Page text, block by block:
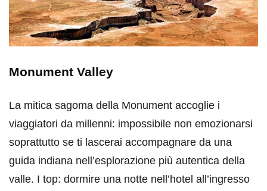
Monument Valley
La mitica sagoma della Monument accoglie i
viaggiatori da millenni: impossibile non emozionarsi
soprattutto se ti lascerai accompagnare da una
guida indiana nell’esplorazione più autentica della
valle. I top: dormire una notte nell’hotel all’ingresso